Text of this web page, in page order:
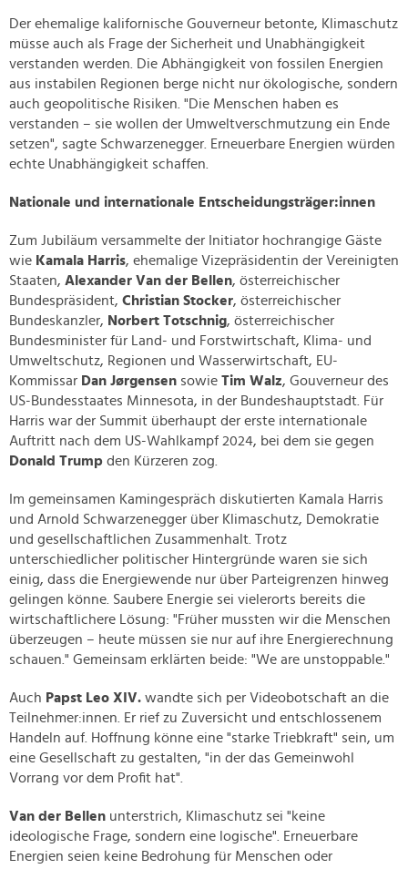
Der ehemalige kalifornische Gouverneur betonte, Klimaschutz
müsse auch als Frage der Sicherheit und Unabhängigkeit
verstanden werden. Die Abhängigkeit von fossilen Energien
aus instabilen Regionen berge nicht nur ökologische, sondern
auch geopolitische Risiken. "Die Menschen haben es
verstanden – sie wollen der Umweltverschmutzung ein Ende
setzen", sagte Schwarzenegger. Erneuerbare Energien würden
echte Unabhängigkeit schaffen.
Nationale und internationale Entscheidungsträger:innen
Zum Jubiläum versammelte der Initiator hochrangige Gäste
wie Kamala Harris, ehemalige Vizepräsidentin der Vereinigten
Staaten, Alexander Van der Bellen, österreichischer
Bundespräsident, Christian Stocker, österreichischer
Bundeskanzler, Norbert Totschnig, österreichischer
Bundesminister für Land- und Forstwirtschaft, Klima- und
Umweltschutz, Regionen und Wasserwirtschaft, EU-
Kommissar Dan Jørgensen sowie Tim Walz, Gouverneur des
US-Bundesstaates Minnesota, in der Bundeshauptstadt. Für
Harris war der Summit überhaupt der erste internationale
Auftritt nach dem US-Wahlkampf 2024, bei dem sie gegen
Donald Trump den Kürzeren zog.
Im gemeinsamen Kamingespräch diskutierten Kamala Harris
und Arnold Schwarzenegger über Klimaschutz, Demokratie
und gesellschaftlichen Zusammenhalt. Trotz
unterschiedlicher politischer Hintergründe waren sie sich
einig, dass die Energiewende nur über Parteigrenzen hinweg
gelingen könne. Saubere Energie sei vielerorts bereits die
wirtschaftlichere Lösung: "Früher mussten wir die Menschen
überzeugen – heute müssen sie nur auf ihre Energierechnung
schauen." Gemeinsam erklärten beide: "We are unstoppable."
Auch Papst Leo XIV. wandte sich per Videobotschaft an die
Teilnehmer:innen. Er rief zu Zuversicht und entschlossenem
Handeln auf. Hoffnung könne eine "starke Triebkraft" sein, um
eine Gesellschaft zu gestalten, "in der das Gemeinwohl
Vorrang vor dem Profit hat".
Van der Bellen unterstrich, Klimaschutz sei "keine
ideologische Frage, sondern eine logische". Erneuerbare
Energien seien keine Bedrohung für Menschen oder